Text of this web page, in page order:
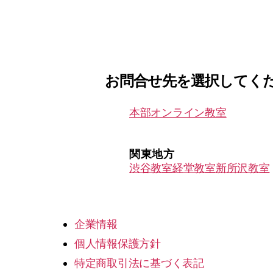
お問合せ先を選択してく
本部オンライン教室
関東地方
渋谷教室経堂教室新所沢教室
企業情報
個人情報保護方針
特定商取引法に基づく表記